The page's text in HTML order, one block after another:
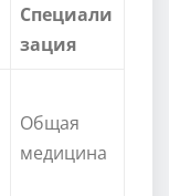
Специали
зация
Общая
медицина